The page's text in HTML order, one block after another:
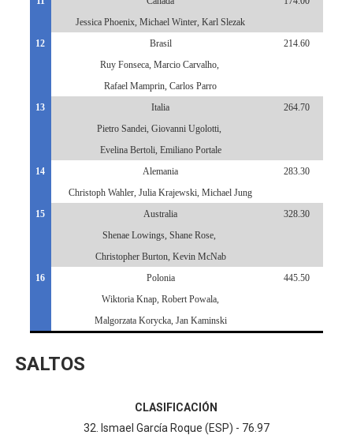
Jessica Phoenix, Michael Winter, Karl Slezak
12
Brasil
Ruy Fonseca, Marcio Carvalho,
Rafael Mamprin, Carlos Parro
214.60
13
Italia
Pietro Sandei, Giovanni Ugolotti,
Evelina Bertoli, Emiliano Portale
264.70
14
Alemania
Christoph Wahler, Julia Krajewski, Michael Jung
283.30
15
Australia
Shenae Lowings, Shane Rose,
Christopher Burton, Kevin McNab
328.30
16
Polonia
Wiktoria Knap, Robert Powala,
Malgorzata Korycka, Jan Kaminski
445.50
SALTOS
CLASIFICACIÓN
32. Ismael García Roque (ESP) - 76.97